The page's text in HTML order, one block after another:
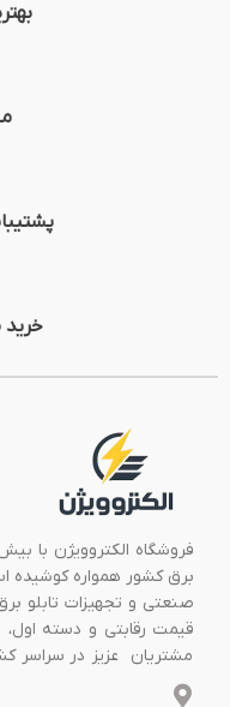
فروشگاه الکتروویژن با
برق کشور همواره کوشیده
صنعتی و تجهیزات تابلو
قیمت رقابتی و دسته اول،
مشتریان عزیز در سراسر